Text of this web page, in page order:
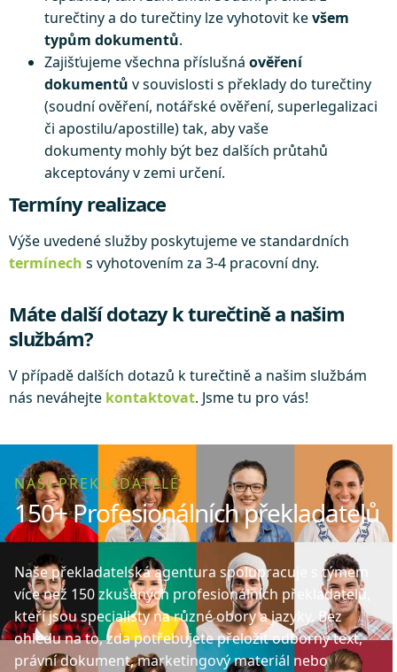
turečtiny a do turečtiny lze vyhotovit kevšem
typům dokumentů.
Zajišťujeme všechna příslušná ověření
dokumentů v souvislosti s překlady do turečtiny
(soudní ověření, notářské ověření, superlegalizaci
či apostilu/apostille) tak, aby vaše
dokumenty mohly být bez dalších průtahů
akceptovány v zemi určení.
Termíny realizace
Výše uvedené služby poskytujeme ve standardních
termínech s vyhotovením za 3-4 pracovní dny.
Máte další dotazy k turečtině a našim
službám?
V případě dalších dotazů k turečtině a našim službám
nás neváhejte kontaktovat. Jsme tu pro vás!
NAŠI PŘEKLADATELÉ
150+ Profesionálních překladatelů
Naše překladatelská agentura spolupracuje s týmem
více než 150 zkušených profesionálních překladatelů,
kteří jsou specialisty na různé obory a jazyky. Bez
ohledu na to, zda potřebujete přeložit odborný text,
právní dokument, marketingový materiál nebo